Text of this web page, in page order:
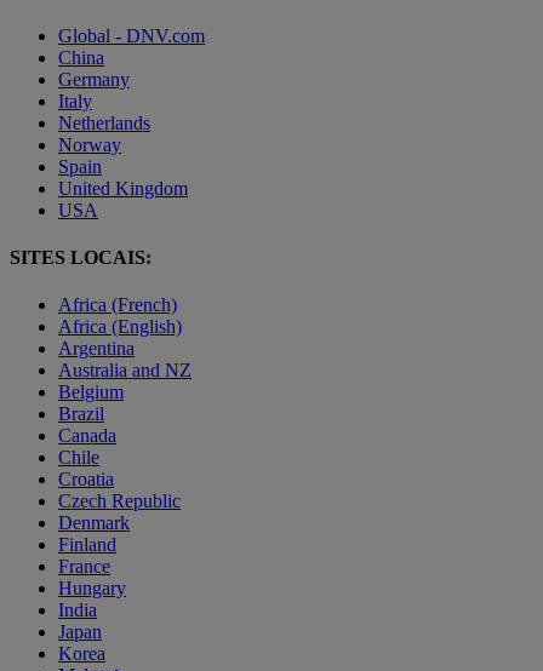
Global - DNV.com
China
Germany
Italy
Netherlands
Norway
Spain
United Kingdom
USA
SITES LOCAIS:
Africa (French)
Africa (English)
Argentina
Australia and NZ
Belgium
Brazil
Canada
Chile
Croatia
Czech Republic
Denmark
Finland
France
Hungary
India
Japan
Korea